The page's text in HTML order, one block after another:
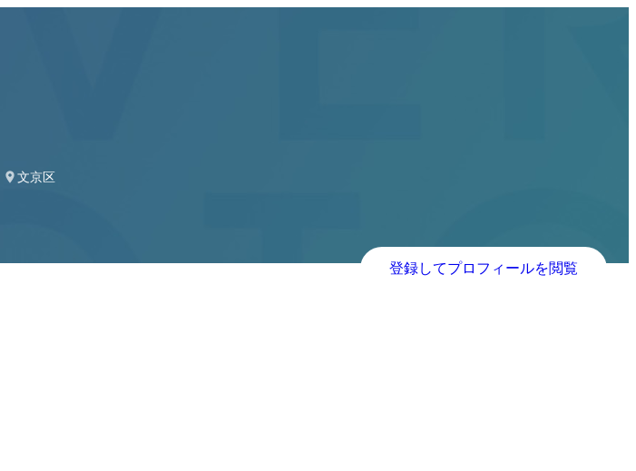
文京区
登録してプロフィールを閲覧